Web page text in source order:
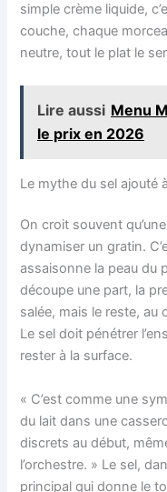
simple crème liquide,
couche, chaque
neutre, tout le plat le
Lire aussi Menu
le prix en 2026
Le mythe du sel ajouté
On croit souvent
dynamiser un gratin.
assaisonne la peau du
découpe une part, la
salée, mais le reste, au
Le sel doit pénétrer
rester à la surface.
« C’est comme une
du lait dans une
discrets au début,
l’orchestre. » Le sel,
principal qui donne le